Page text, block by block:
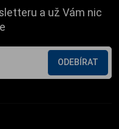
a už Vám nic
ODEBÍRAT